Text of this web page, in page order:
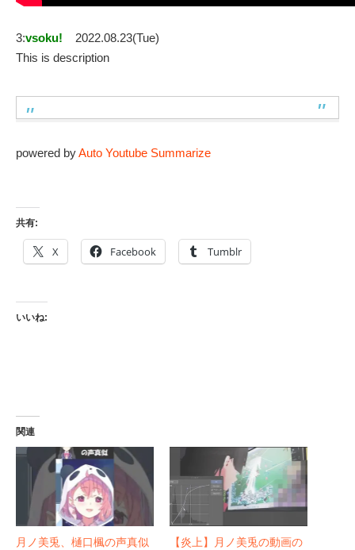
3:vsoku!
2022.08.23(Tue)
This is description
powered byAuto Youtube Summarize
共有:
X Facebook Tumblr
いいね:
関連
月ノ美兎、樋口楓の声真似
【炎上】月ノ美兎の動画の